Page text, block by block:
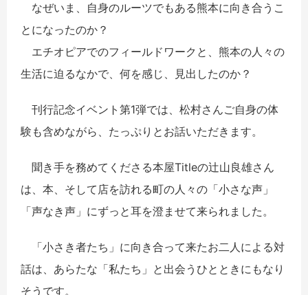
なぜいま、自身のルーツでもある熊本に向き合うこ
とになったのか？
エチオピアでのフィールドワークと、熊本の人々の
生活に迫るなかで、何を感じ、見出したのか？
刊行記念イベント第1弾では、松村さんご自身の体
験も含めながら、たっぷりとお話いただきます。
聞き手を務めてくださる本屋Titleの辻山良雄さん
は、本、そして店を訪れる町の人々の「小さな声」
「声なき声」にずっと耳を澄ませて来られました。
「小さき者たち」に向き合って来たお二人による対
話は、あらたな「私たち」と出会うひとときにもなり
そうです。